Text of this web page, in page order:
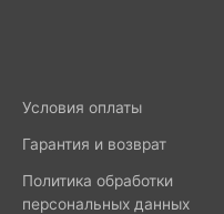
Условия оплаты
Гарантия и возврат
Политика обработки
персональных данных